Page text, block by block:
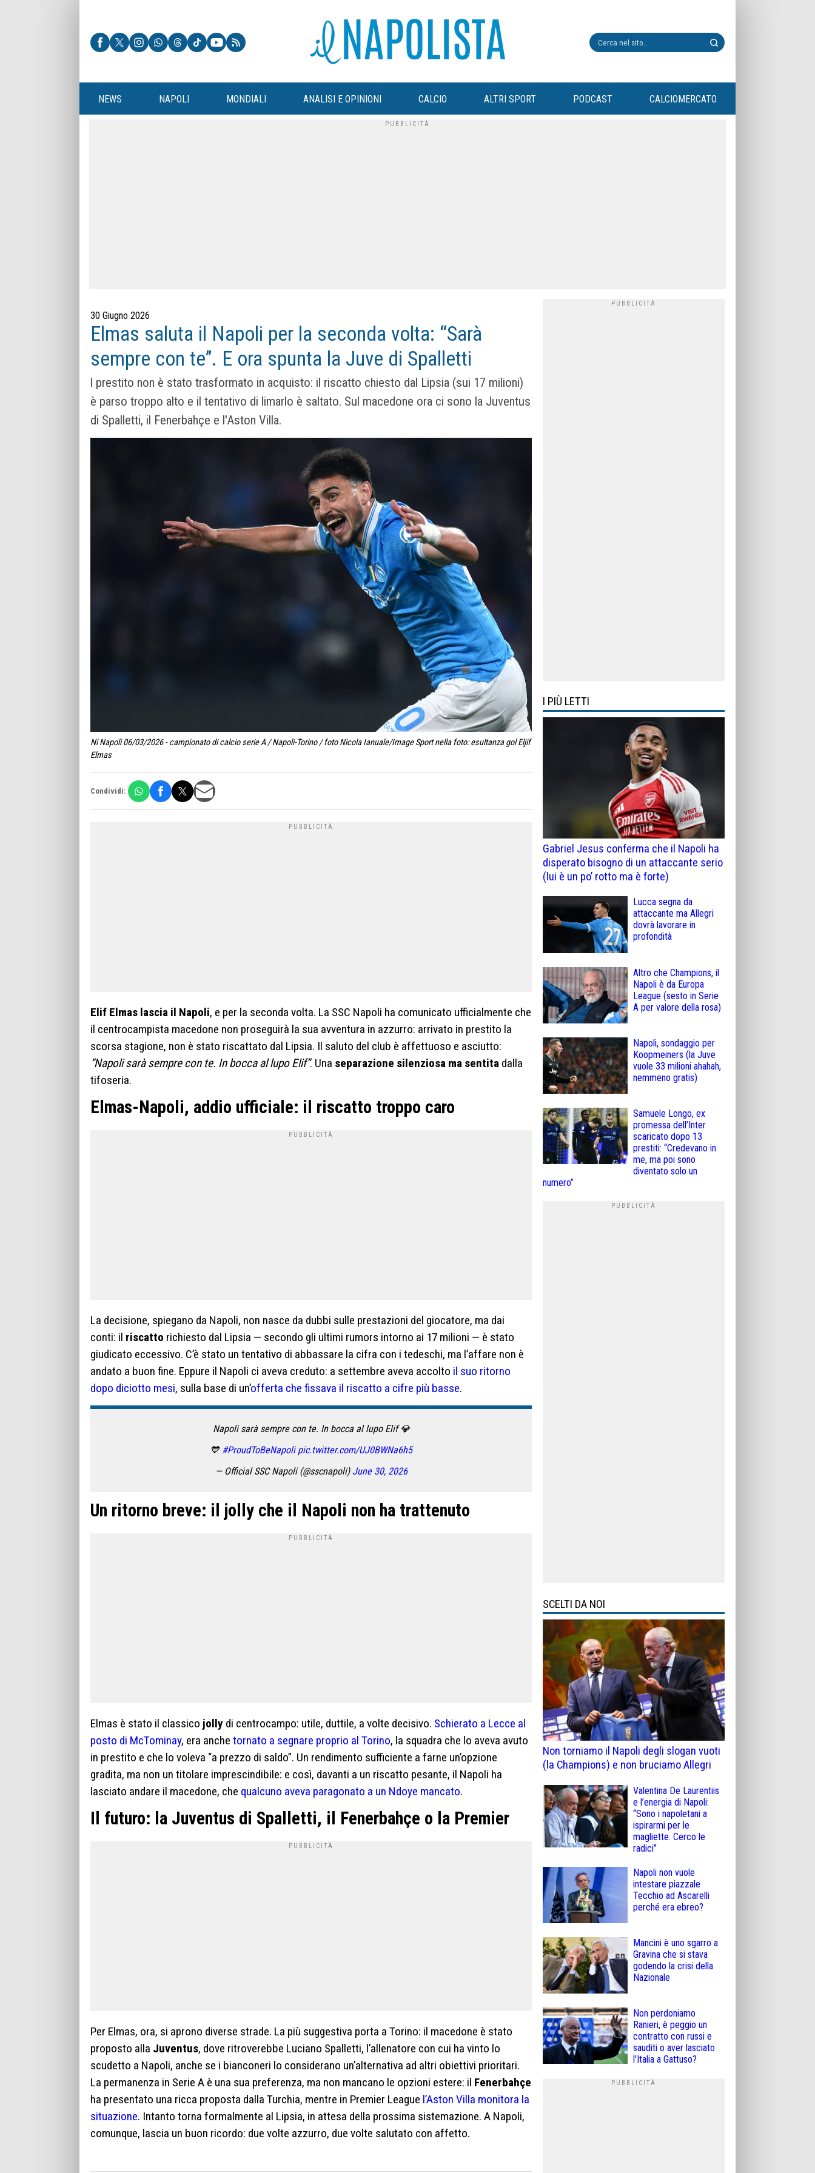
NEWS NAPOLI MONDIALI ANALISI E OPINIONI CALCIO ALTRI SPORT PODCAST CALCIOMERCATO
30 Giugno 2026
Elmas saluta il Napoli per la seconda volta: “Sarà
sempre con te”. E ora spunta la Juve di Spalletti
l prestito non è stato trasformato in acquisto: il riscatto chiesto dal Lipsia (sui 17 milioni)
è parso troppo alto e il tentativo di limarlo è saltato. Sul macedone ora ci sono la Juventus
di Spalletti, il Fenerbahçe e l'Aston Villa.
Ni Napoli 06/03/2026 - campionato di calcio serie A / Napoli-Torino / foto Nicola Ianuale/Image Sport nella foto: esultanza gol Eljif
Elmas
Condividi:
Elif Elmas lascia il Napoli, e per la seconda volta. La SSC Napoli ha comunicato ufficialmente che
il centrocampista macedone non proseguirà la sua avventura in azzurro: arrivato in prestito la
scorsa stagione, non è stato riscattato dal Lipsia. Il saluto del club è affettuoso e asciutto:
“Napoli sarà sempre con te. In bocca al lupo Elif”. Una separazione silenziosa ma sentita dalla
tifoseria.
Elmas-Napoli, addio ufficiale: il riscatto troppo caro
La decisione, spiegano da Napoli, non nasce da dubbi sulle prestazioni del giocatore, ma dai
conti: il riscatto richiesto dal Lipsia — secondo gli ultimi rumors intorno ai 17 milioni — è stato
giudicato eccessivo. C’è stato un tentativo di abbassare la cifra con i tedeschi, ma l’affare non è
andato a buon fine. Eppure il Napoli ci aveva creduto: a settembre aveva accolto il suo ritorno
dopo diciotto mesi, sulla base di un’offerta che fissava il riscatto a cifre più basse.
Napoli sarà sempre con te. In bocca al lupo Elif 💎
💙 #ProudToBeNapoli pic.twitter.com/UJ0BWNa6h5
— Official SSC Napoli (@sscnapoli) June 30, 2026
Un ritorno breve: il jolly che il Napoli non ha trattenuto
Elmas è stato il classico jolly di centrocampo: utile, duttile, a volte decisivo. Schierato a Lecce al
posto di McTominay, era anche tornato a segnare proprio al Torino, la squadra che lo aveva avuto
in prestito e che lo voleva “a prezzo di saldo”. Un rendimento sufficiente a farne un’opzione
gradita, ma non un titolare imprescindibile: e così, davanti a un riscatto pesante, il Napoli ha
lasciato andare il macedone, che qualcuno aveva paragonato a un Ndoye mancato.
Il futuro: la Juventus di Spalletti, il Fenerbahçe o la Premier
Per Elmas, ora, si aprono diverse strade. La più suggestiva porta a Torino: il macedone è stato
proposto alla Juventus, dove ritroverebbe Luciano Spalletti, l’allenatore con cui ha vinto lo
scudetto a Napoli, anche se i bianconeri lo considerano un’alternativa ad altri obiettivi prioritari.
La permanenza in Serie A è una sua preferenza, ma non mancano le opzioni estere: il Fenerbahçe
ha presentato una ricca proposta dalla Turchia, mentre in Premier League l’Aston Villa monitora la
situazione. Intanto torna formalmente al Lipsia, in attesa della prossima sistemazione. A Napoli,
comunque, lascia un buon ricordo: due volte azzurro, due volte salutato con affetto.
I PIÙ LETTI
Gabriel Jesus conferma che il Napoli ha
disperato bisogno di un attaccante serio
(lui è un po’ rotto ma è forte)
Lucca segna da
attaccante ma Allegri
dovrà lavorare in
profondità
Altro che Champions, il
Napoli è da Europa
League (sesto in Serie
A per valore della rosa)
Napoli, sondaggio per
Koopmeiners (la Juve
vuole 33 milioni ahahah,
nemmeno gratis)
Samuele Longo, ex
promessa dell’Inter
scaricato dopo 13
prestiti: “Credevano in
me, ma poi sono
diventato solo un
numero”
SCELTI DA NOI
Non torniamo il Napoli degli slogan vuoti
(la Champions) e non bruciamo Allegri
Valentina De Laurentiis
e l’energia di Napoli:
“Sono i napoletani a
ispirarmi per le
magliette. Cerco le
radici”
Napoli non vuole
intestare piazzale
Tecchio ad Ascarelli
perché era ebreo?
Mancini è uno sgarro a
Gravina che si stava
godendo la crisi della
Nazionale
Non perdoniamo
Ranieri, è peggio un
contratto con russi e
sauditi o aver lasciato
l’Italia a Gattuso?